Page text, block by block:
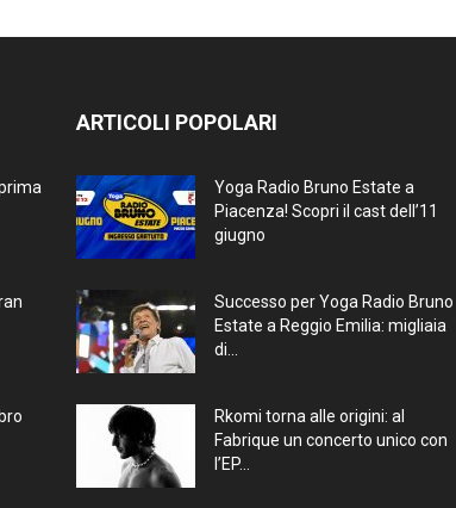
ARTICOLI POPOLARI
Yoga Radio Bruno Estate a
Piacenza! Scopri il cast dell’11
giugno
Successo per Yoga Radio Bruno
Estate a Reggio Emilia: migliaia
di...
Rkomi torna alle origini: al
Fabrique un concerto unico con
l’EP...